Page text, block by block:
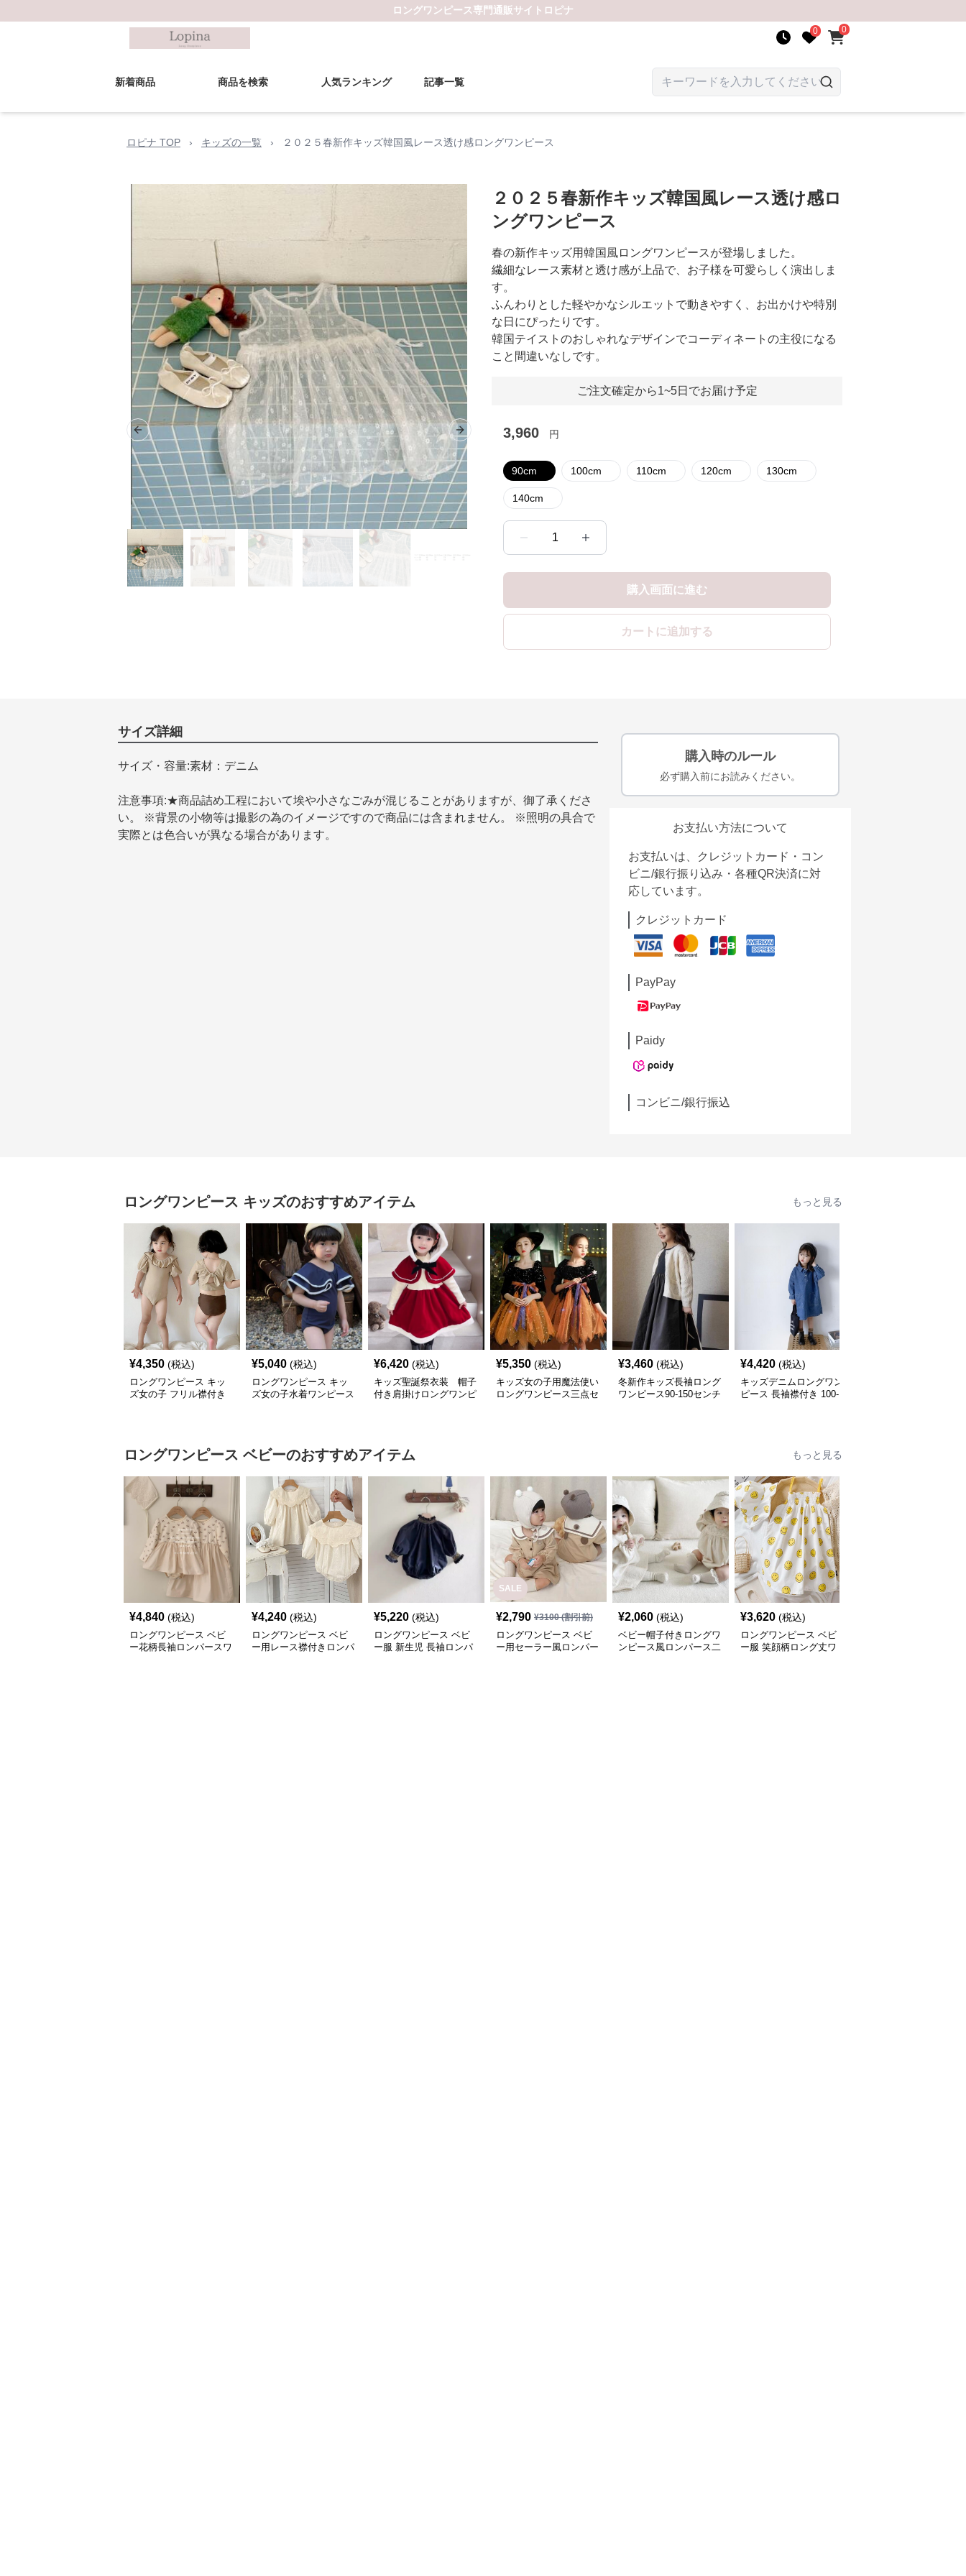
ロングワンピース専門通販サイト ロピナ
0 0
新着商品 商品を検索 人気ランキング 記事一覧
ロピナ TOP › キッズの一覧 › ２０２５春新作キッズ韓国風レース透け感ロングワンピース
Previous slide Next slide
２０２５春新作キッズ韓国風レース透け感ロ
ングワンピース
春の新作キッズ用韓国風ロングワンピースが登場しました。
繊細なレース素材と透け感が上品で、お子様を可愛らしく演出しま
す。
ふんわりとした軽やかなシルエットで動きやすく、お出かけや特別
な日にぴったりです。
韓国テイストのおしゃれなデザインでコーディネートの主役になる
こと間違いなしです。
ご注文確定から1~5日でお届け予定
3,960 円
90cm 100cm 110cm 120cm 130cm
140cm
1
購入画面に進む
カートに追加する
サイズ詳細
サイズ・容量:素材：デニム
注意事項:★商品詰め工程において埃や小さなごみが混じることがありますが、御了承くださ
い。 ※背景の小物等は撮影の為のイメージですので商品には含まれません。 ※照明の具合で
実際とは色合いが異なる場合があります。
購入時のルール
必ず購入前にお読みください。
お支払い方法について
お支払いは、クレジットカード・コン
ビニ/銀行振り込み・各種QR決済に対
応しています。
クレジットカード
PayPay
Paidy
コンビニ/銀行振込
ロングワンピース キッズのおすすめアイテム もっと見る
¥4,350 (税込)
ロングワンピース キッ
ズ女の子 フリル襟付き
¥5,040 (税込)
ロングワンピース キッ
ズ女の子水着ワンピース
¥6,420 (税込)
キッズ聖誕祭衣装 帽子
付き肩掛けロングワンピ
¥5,350 (税込)
キッズ女の子用魔法使い
ロングワンピース三点セ
¥3,460 (税込)
冬新作キッズ長袖ロング
ワンピース90-150センチ
¥4,420 (税込)
キッズデニムロングワン
ピース 長袖襟付き 100-
ロングワンピース ベビーのおすすめアイテム もっと見る
¥4,840 (税込)
ロングワンピース ベビ
ー花柄長袖ロンパースワ
¥4,240 (税込)
ロングワンピース ベビ
ー用レース襟付きロンパ
¥5,220 (税込)
ロングワンピース ベビ
ー服 新生児 長袖ロンパ
SALE
¥2,790 ¥3100(割引前)
ロングワンピース ベビ
ー用セーラー風ロンパー
¥2,060 (税込)
ベビー帽子付きロングワ
ンピース風ロンパース二
¥3,620 (税込)
ロングワンピース ベビ
ー服 笑顔柄ロング丈ワ